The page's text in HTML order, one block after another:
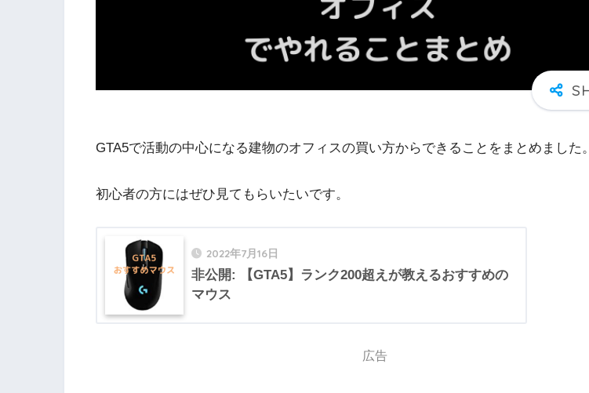
GTA5で活動の中心になる建物のオフィスの買い方からできることをまとめました。
初心者の方にはぜひ見てもらいたいです。
2022年7月16日
非公開: 【GTA5】ランク200超えが教えるおすすめの
マウス
広告